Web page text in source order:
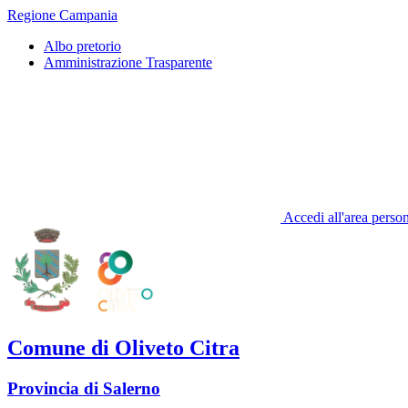
Regione Campania
Albo pretorio
Amministrazione Trasparente
Accedi all'area
Comune di Oliveto Citra
Provincia di Salerno